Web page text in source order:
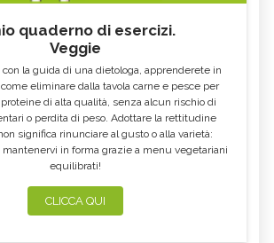
quaderno di esercizi.
Veggie
la guida di una dietologa, apprenderete in
eliminare dalla tavola carne e pesce per
di alta qualità, senza alcun rischio di
o perdita di peso. Adottare la rettitudine
significa rinunciare al gusto o alla varietà:
mantenervi in forma grazie a menu vegetariani
equilibrati!
CLICCA QUI